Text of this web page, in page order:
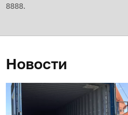
8888.
Новости